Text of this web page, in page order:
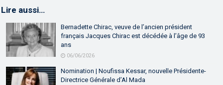
Lire aussi…
Bernadette Chirac, veuve de l’ancien président
français Jacques Chirac est décédée à l’âge de 93
ans
06/06/2026
Nomination | Noufissa Kessar, nouvelle Présidente-
Directrice Générale d’Al Mada